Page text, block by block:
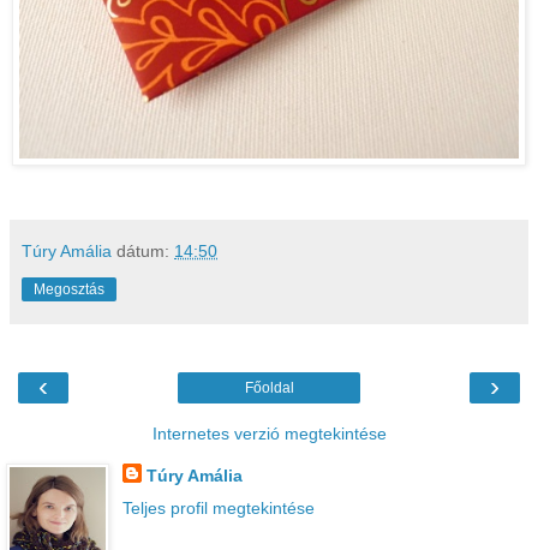
Túry Amália dátum: 14:50
Megosztás
‹ ›
Főoldal
Internetes verzió megtekintése
Túry Amália
Teljes profil megtekintése